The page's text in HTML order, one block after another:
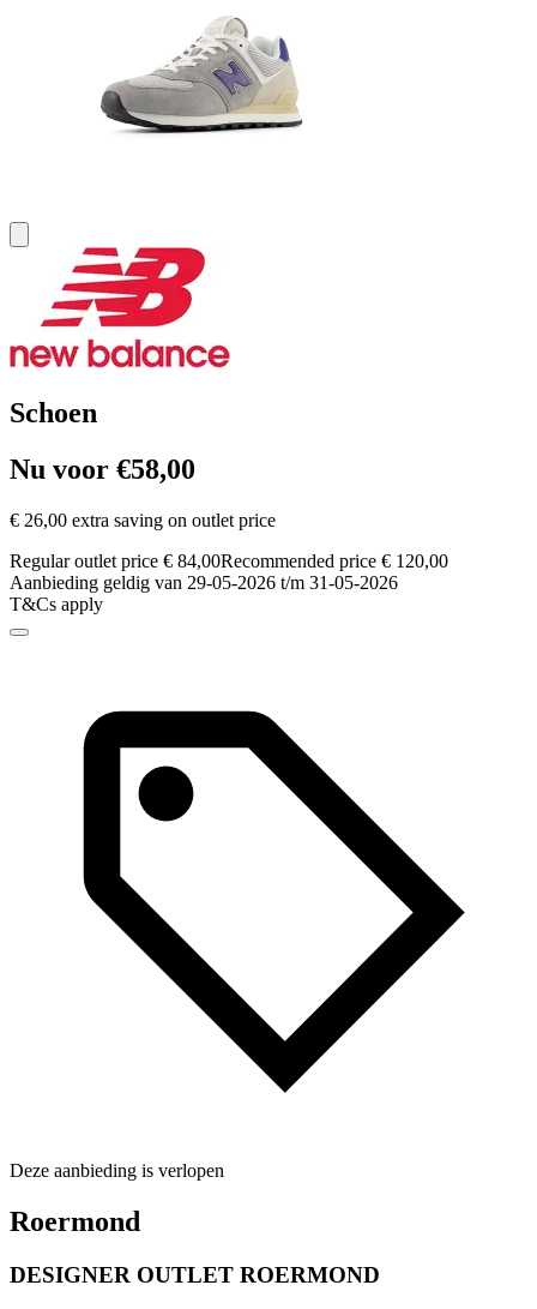
Schoen
Nu voor €58,00
€ 26,00 extra saving on outlet price
Regular outlet price € 84,00Recommended price € 120,00
Aanbieding geldig van 29-05-2026 t/m 31-05-2026
T&Cs apply
Deze aanbieding is verlopen
Roermond
DESIGNER OUTLET ROERMOND